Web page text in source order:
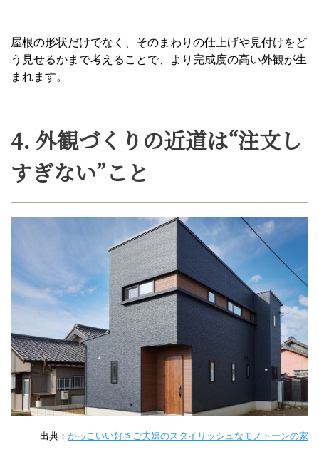
屋根の形状だけでなく、そのまわりの仕上げや見付けをど
う見せるかまで考えることで、より完成度の高い外観が生
まれます。
4. 外観づくりの近道は“注文し
すぎない”こと
出典： かっこいい好きご夫婦のスタイリッシュなモノトーンの家